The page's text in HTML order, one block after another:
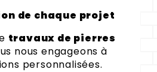
de chaque projet
travaux de pierres
nous engageons à
personnalisées.